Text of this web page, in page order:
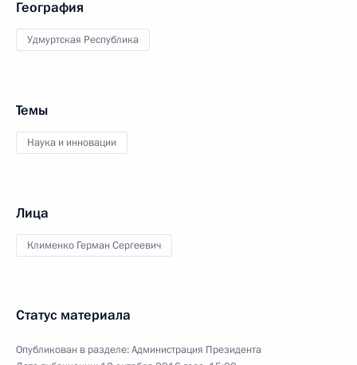
География
Удмуртская Республика
Темы
Наука и инновации
Лица
Клименко Герман Сергеевич
Статус материала
Опубликован в разделе:Администрация Президента